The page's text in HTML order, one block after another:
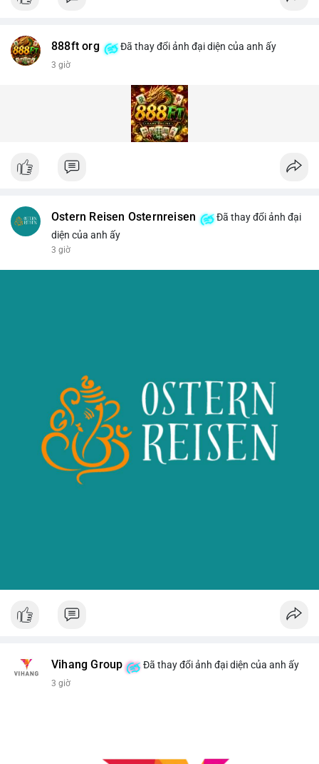
888ft org Đã thay đổi ảnh đại diện của anh ấy
3 giờ
Ostern Reisen Osternreisen
Đã thay đổi ảnh đại
diện của anh ấy
3 giờ
Vihang Group Đã thay đổi ảnh đại diện của anh ấy
3 giờ